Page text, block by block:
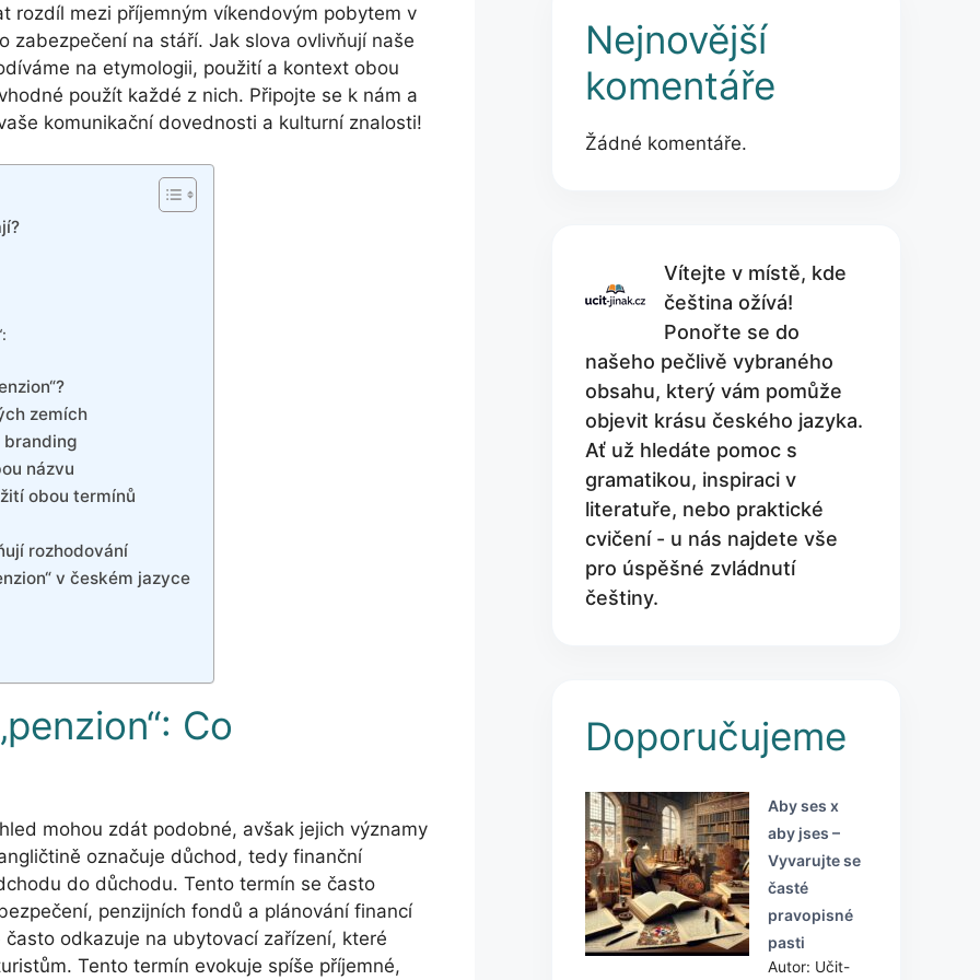
rozdíl mezi příjemným víkendovým pobytem v
zabezpečení na stáří. Jak slova ovlivňují naše
na etymologii, použití a kontext obou
použít každé z nich. Připojte se k nám a
komunikační dovednosti a kulturní znalosti!
zemích
branding
názvu
obou termínů
rozhodování
v českém jazyce
Co
mohou zdát podobné, avšak jejich významy
označuje důchod, tedy finanční
do důchodu. Tento termín se často
penzijních fondů a plánování financí
odkazuje na ubytovací zařízení, které
Tento termín evokuje spíše příjemné,
Nejnovější
komentáře
Žádné komentáře.
Vítejte v místě, kde
čeština ožívá!
Ponořte se do
našeho pečlivě vybraného
obsahu, který vám pomůže
objevit krásu českého jazyka.
Ať už hledáte pomoc s
gramatikou, inspiraci v
literatuře, nebo praktické
cvičení - u nás najdete vše
pro úspěšné zvládnutí
češtiny.
Doporučujeme
Aby ses x
aby jses –
Vyvarujte se
časté
pravopisné
pasti
Autor: Učit-